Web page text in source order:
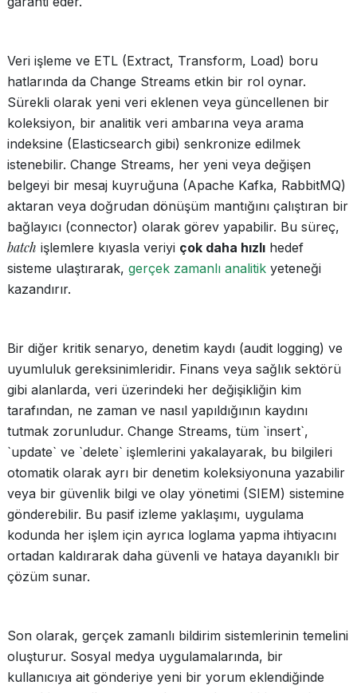
Veri işleme ve ETL (Extract, Transform, Load) boru
hatlarında da Change Streams etkin bir rol oynar.
Sürekli olarak yeni veri eklenen veya güncellenen bir
koleksiyon, bir analitik veri ambarına veya arama
indeksine (Elasticsearch gibi) senkronize edilmek
istenebilir. Change Streams, her yeni veya değişen
belgeyi bir mesaj kuyruğuna (Apache Kafka, RabbitMQ)
aktaran veya doğrudan dönüşüm mantığını çalıştıran bir
bağlayıcı (connector) olarak görev yapabilir. Bu süreç,
batch işlemlere kıyasla veriyi çok daha hızlı hedef
sisteme ulaştırarak, gerçek zamanlı analitik yeteneği
kazandırır.
Bir diğer kritik senaryo, denetim kaydı (audit logging) ve
uyumluluk gereksinimleridir. Finans veya sağlık sektörü
gibi alanlarda, veri üzerindeki her değişikliğin kim
tarafından, ne zaman ve nasıl yapıldığının kaydını
tutmak zorunludur. Change Streams, tüm `insert`,
`update` ve `delete` işlemlerini yakalayarak, bu bilgileri
otomatik olarak ayrı bir denetim koleksiyonuna yazabilir
veya bir güvenlik bilgi ve olay yönetimi (SIEM) sistemine
gönderebilir. Bu pasif izleme yaklaşımı, uygulama
kodunda her işlem için ayrıca loglama yapma ihtiyacını
ortadan kaldırarak daha güvenli ve hataya dayanıklı bir
çözüm sunar.
Son olarak, gerçek zamanlı bildirim sistemlerinin temelini
oluşturur. Sosyal medya uygulamalarında, bir
kullanıcıya ait gönderiye yeni bir yorum eklendiğinde